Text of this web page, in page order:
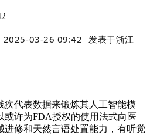
2025-03-26 09:42 发表于浙江
代表数据来锻炼其人工智能模
或许为FDA授权的使用法式向医
进修和天然言语处置能力，有听觉